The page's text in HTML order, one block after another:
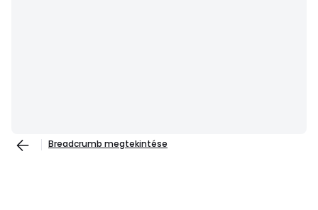
Breadcrumb megtekintése